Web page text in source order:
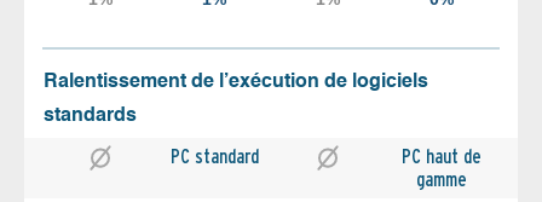
Ralentissement de l’exécution de logiciels
standards
PC standard
PC haut de
gamme